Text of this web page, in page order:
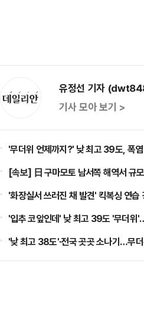
유정선 기자
기사 모아 보기 >
'무더위 언제까지?' 낮 최고 39도, 폭
[속보] 日 구마모토 남서쪽 해역서 규
'화장실서 쓰러진 채 발견' 킥복싱 연
'입추 코앞인데' 낮 최고 39도 '무더위
'낮 최고 38도'·전국 곳곳 소나기…무